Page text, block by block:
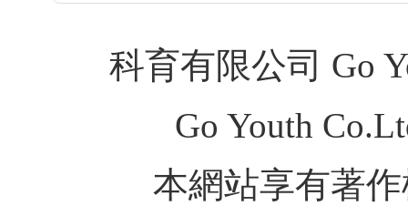
科育有限公司 Go
Go Youth
本網站享有著